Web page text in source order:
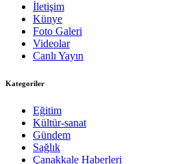
İletişim
Künye
Foto Galeri
Videolar
Canlı Yayın
Kategoriler
Eğitim
Kültür-sanat
Gündem
Sağlık
Çanakkale Haberleri